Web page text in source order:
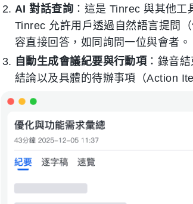
AI 對話查詢 ：這是 Tinrec 與其他
Tinrec 允許用戶透過自然語言提問
容直接回答，如同詢問一位與會者。
自動生成會議紀要與行動項 ：錄音
結論以及具體的待辦事項（Action